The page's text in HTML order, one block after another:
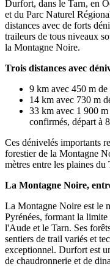
Durfort, dans le Tarn, en
et du Parc Naturel
distances avec de forts
traileurs de tous niveaux
la Montagne Noire.
Trois distances avec
9 km avec 450 m
14 km avec 730 m
33 km avec 1 900
confirmés, départ à
Ces dénivelés importants
forestier de la Montagne
mètres entre les plaines
La Montagne Noire,
La Montagne Noire est le
Pyrénées, formant la
l'Aude et le Tarn. Ses
sentiers de trail variés et
exceptionnel. Durfort est
de chaudronnerie et de